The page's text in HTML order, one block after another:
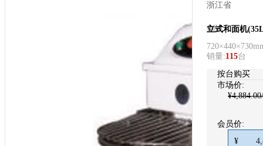
浙江省
剑波
立式和面机
销量:115台
按台购买
市场价:
¥4,884.00
会员价:
¥